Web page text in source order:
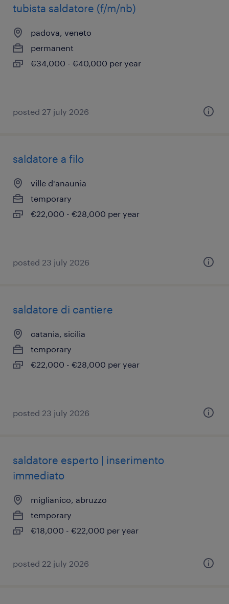
tubista saldatore (f/m/nb)
padova, veneto
permanent
€34,000 - €40,000 per year
posted 27 july 2026
saldatore a filo
ville d'anaunia
temporary
€22,000 - €28,000 per year
posted 23 july 2026
saldatore di cantiere
catania, sicilia
temporary
€22,000 - €28,000 per year
posted 23 july 2026
saldatore esperto | inserimento
immediato
miglianico, abruzzo
temporary
€18,000 - €22,000 per year
posted 22 july 2026